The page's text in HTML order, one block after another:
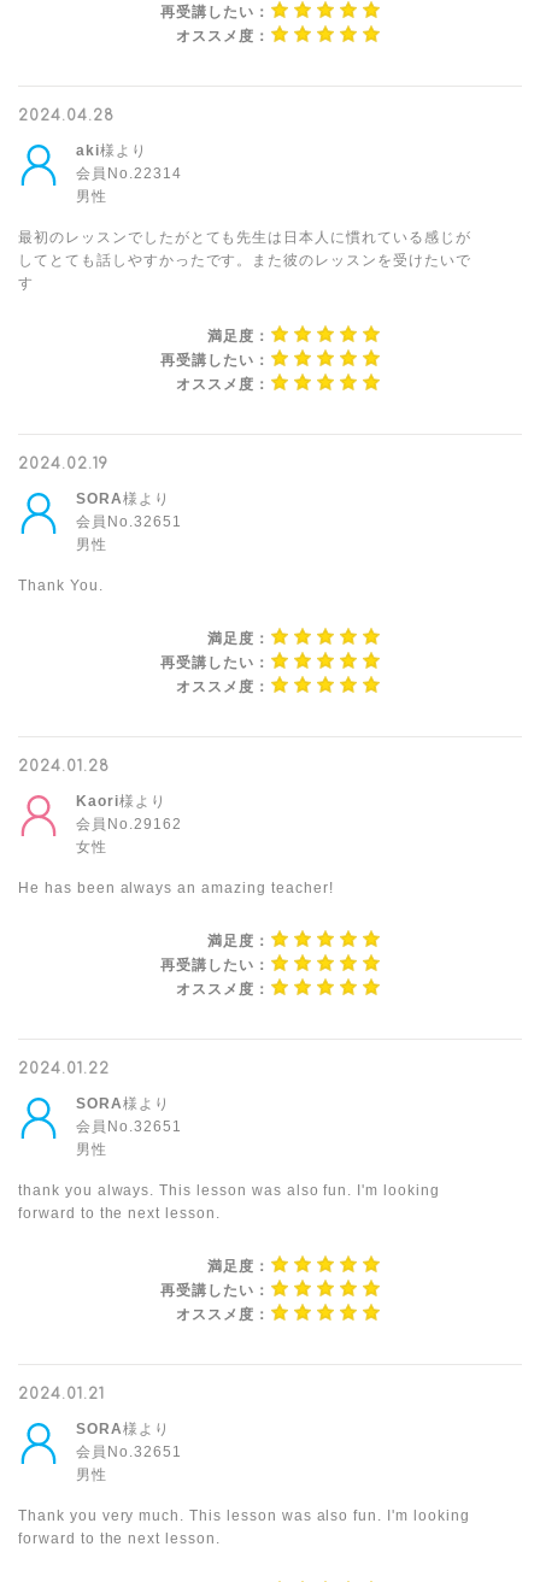
再受講したい：
オススメ度：
2024.04.28
aki様より
会員No.22314
男性
最初のレッスンでしたがとても先生は日本人に慣れている感じが
してとても話しやすかったです。また彼のレッスンを受けたいで
す
満足度：
再受講したい：
オススメ度：
2024.02.19
SORA様より
会員No.32651
男性
Thank You.
満足度：
再受講したい：
オススメ度：
2024.01.28
Kaori様より
会員No.29162
女性
He has been always an amazing teacher!
満足度：
再受講したい：
オススメ度：
2024.01.22
SORA様より
会員No.32651
男性
thank you always. This lesson was also fun. I'm looking
forward to the next lesson.
満足度：
再受講したい：
オススメ度：
2024.01.21
SORA様より
会員No.32651
男性
Thank you very much. This lesson was also fun. I'm looking
forward to the next lesson.